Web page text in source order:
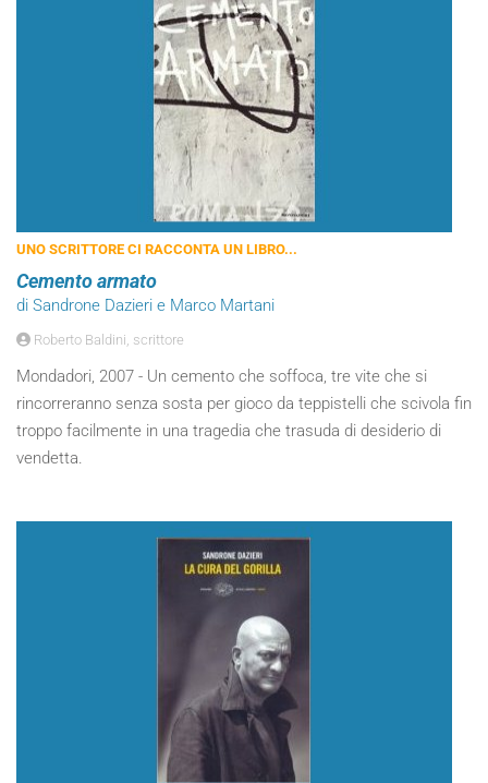
UNO SCRITTORE CI RACCONTA UN LIBRO...
Cemento armato
di Sandrone Dazieri e Marco Martani
Roberto Baldini, scrittore
Mondadori, 2007 - Un cemento che soffoca, tre vite che si
rincorreranno senza sosta per gioco da teppistelli che scivola fin
troppo facilmente in una tragedia che trasuda di desiderio di
vendetta.